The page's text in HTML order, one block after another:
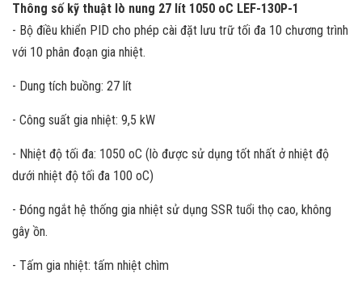
Thông số kỹ thuật lò nung 27 lít 1050 oC LEF-130P-1
- Bộ điều khiển PID cho phép cài đặt lưu trữ tối đa 10 chương trình
với 10 phân đoạn gia nhiệt.
- Dung tích buồng: 27 lít
- Công suất gia nhiệt: 9,5 kW
- Nhiệt độ tối đa: 1050 oC (lò được sử dụng tốt nhất ở nhiệt độ
dưới nhiệt độ tối đa 100 oC)
- Đóng ngắt hệ thống gia nhiệt sử dụng SSR tuổi thọ cao, không
gây ồn.
- Tấm gia nhiệt: tấm nhiệt chìm